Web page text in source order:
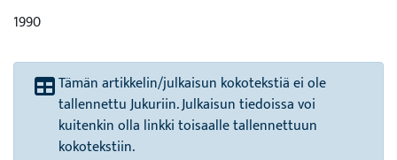
1990
Tämän artikkelin/julkaisun kokotekstiä ei ole
tallennettu Jukuriin. Julkaisun tiedoissa voi
kuitenkin olla linkki toisaalle tallennettuun
kokotekstiin.